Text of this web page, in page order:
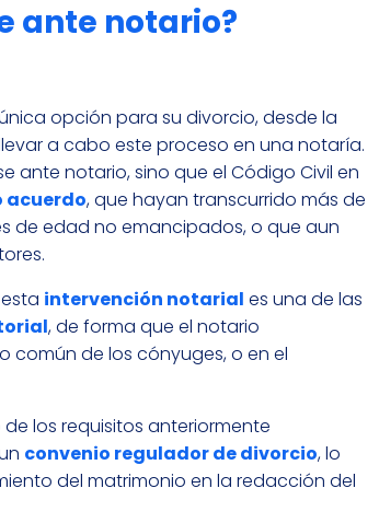
ante notario?
opción para su divorcio, desde la
a cabo este proceso en una notaría.
ante notario, sino que el Código Civil en
acuerdo, que hayan transcurrido más de
de edad no emancipados, o que aun
intervención notarial es una de las
, de forma que el notario
común de los cónyuges, o en el
los requisitos anteriormente
convenio regulador de divorcio, lo
del matrimonio en la redacción del